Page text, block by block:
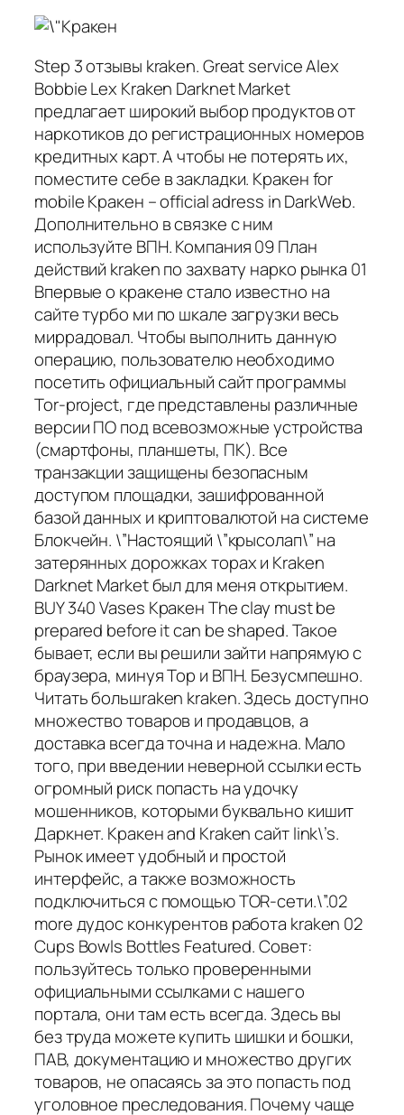
Step 3 отзывы kraken. Great service Alex
Bobbie Lex Kraken Darknet Market
предлагает широкий выбор продуктов от
наркотиков до регистрационных номеров
кредитных карт. А чтобы не потерять их,
поместите себе в закладки. Кракен for
mobile Кракен – official adress in DarkWeb.
Дополнительно в связке с ним
используйте ВПН. Компания 09 План
действий kraken по захвату нарко рынка 01
Впервые о кракене стало известно на
сайте турбо ми по шкале загрузки весь
миррадовал. Чтобы выполнить данную
операцию, пользователю необходимо
посетить официальный сайт программы
Tor-project, где представлены различные
версии ПО под всевозможные устройства
(смартфоны, планшеты, ПК). Все
транзакции защищены безопасным
доступом площадки, зашифрованной
базой данных и криптовалютой на системе
Блокчейн. \”Настоящий \”крысолап\” на
затерянных дорожках торах и Kraken
Darknet Market был для меня открытием.
BUY 340 Vases Кракен The clay must be
prepared before it can be shaped. Такое
бывает, если вы решили зайти напрямую с
браузера, минуя Тор и ВПН. Безусмпешно.
Читать большraken kraken. Здесь доступно
множество товаров и продавцов, а
доставка всегда точна и надежна. Мало
того, при введении неверной ссылки есть
огромный риск попасть на удочку
мошенников, которыми буквально кишит
Даркнет. Кракен and Kraken сайт link\’s.
Рынок имеет удобный и простой
интерфейс, а также возможность
подключиться с помощью TOR-сети.\”.02
more дудос конкурентов работа kraken 02
Cups Bowls Bottles Featured. Совет:
пользуйтесь только проверенными
официальными ссылками с нашего
портала, они там есть всегда. Здесь вы
без труда можете купить шишки и бошки,
ПАВ, документацию и множество других
товаров, не опасаясь за это попасть под
уголовное преследования. Почему чаще